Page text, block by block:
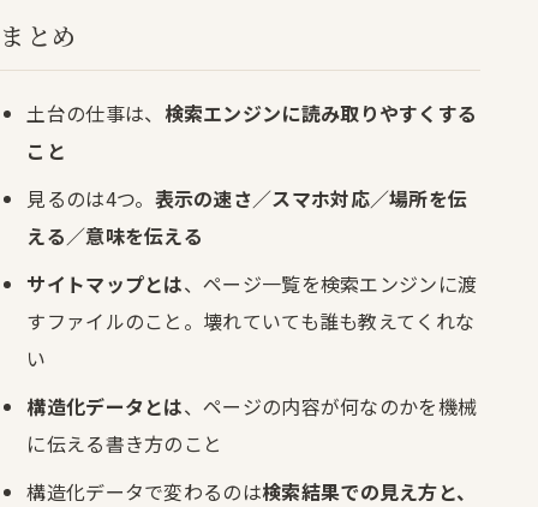
まとめ
土台の仕事は、 検索エンジンに読み取りやすくする
こと
見るのは4つ。 表示の速さ／スマホ対応／場所を伝
える／意味を伝える
サイトマップとは、ページ一覧を検索エンジンに渡
すファイルのこと。壊れていても誰も教えてくれな
い
構造化データとは、ページの内容が何なのかを機械
に伝える書き方のこと
構造化データで変わるのは検索結果での見え方と、